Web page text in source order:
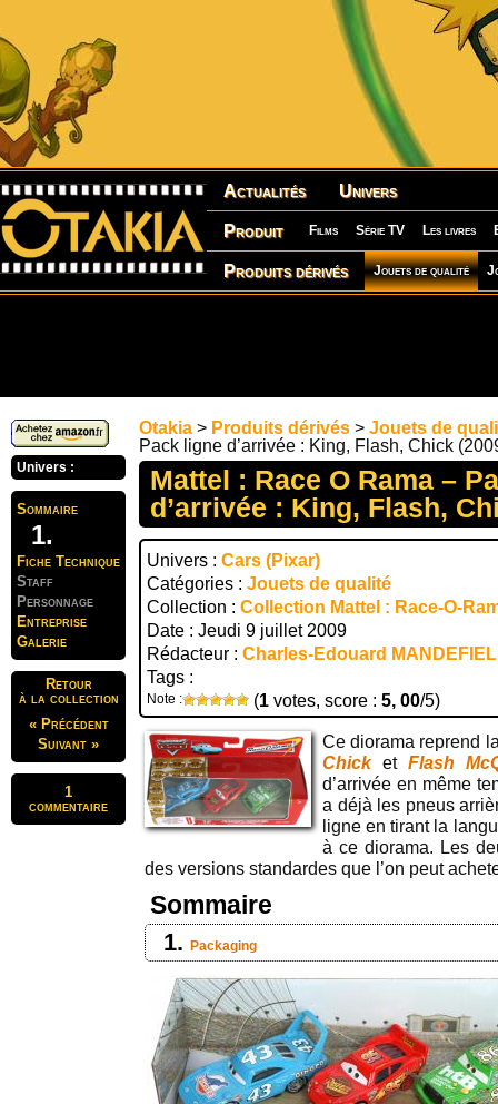
Actualités Univers
Produit Films Série TV Les livres
Produits dérivés Jouets de qualité
Univers :
Sommaire
Fiche Technique
Staff
Personnage
Entreprise
Galerie
Retour
à la collection
« Précédent
Suivant »
1
commentaire
Otakia > Produits dérivés > Jouets de
Pack ligne d’arrivée : King, Flash, Chick
Mattel : Race O Rama –
d’arrivée : King, Flash,
Univers : Cars (Pixar)
Catégories : Jouets de qualité
Collection : Collection Mattel : Race-O-
Date : Jeudi 9 juillet 2009
Rédacteur : Charles-Edouard
Tags :
Note : (1 votes, score : 5, 00/5)
Ce diorama reprend
Chicket Flash
d’arrivée en même
a déjà les pneus
ligne en tirant la
à ce diorama. Les
des versions standardes que l’on peut
Sommaire
Packaging